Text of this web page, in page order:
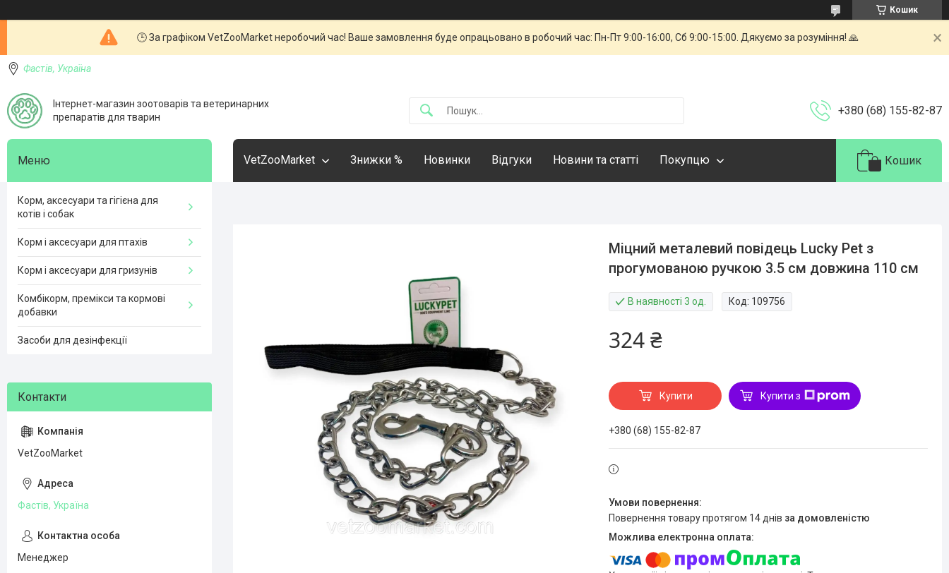
Кошик
🕒 За графіком VetZooMarket неробочий час! Ваше замовлення буде опрацьовано в робочий час: Пн-Пт 9:00-16:00, Сб 9:00-15:00. Дякуємо за розуміння! 🙏
Фастів, Україна
Інтернет-магазин зоотоварів та ветеринарних
препаратів для тварин
+380 (68) 155-82-87
VetZooMarket Знижки % Новинки Відгуки Новини та статті Покупцю Кошик
Міцний металевий повідець Lucky Pet з
прогумованою ручкою 3.5 см довжина 110 см
В наявності 3 од. Код: 109756
324 ₴
Купити Купити з
+380 (68) 155-82-87
повернення товару протягом 14 днів за домовленістю
Корм, аксесуари та гігієна для
котів і собак
Корм і аксесуари для птахів
Корм і аксесуари для гризунів
Комбікорм, премікси та кормові
добавки
Засоби для дезінфекції
VetZooMarket
Фастів, Україна
Менеджер